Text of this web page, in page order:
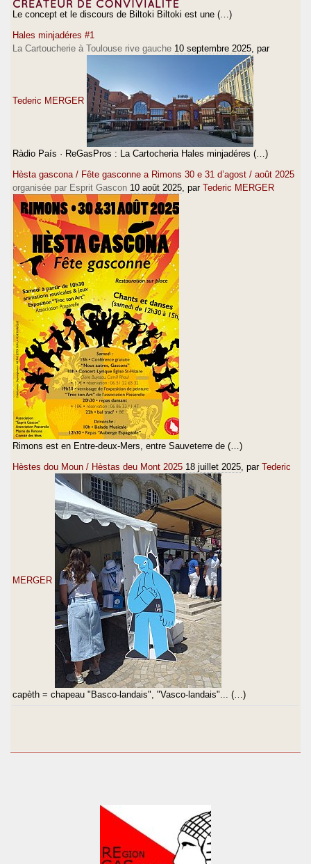
Le concept et le discours de Biltoki Biltoki est une (…)
Hales minjadéres #1
La Cartoucherie à Toulouse rive gauche 10 septembre 2025 , par
Tederic MERGER
Ràdio País · ReGasPros : La Cartocheria Hales minjadéres (…)
Hèsta gascona / Fête gasconne a Rimons 30 e 31 d’agost / août 2025
organisée par Esprit Gascon 10 août 2025 , par Tederic MERGER
Rimons est en Entre-deux-Mers, entre Sauveterre de (…)
Hèstes dou Moun / Hèstas deu Mont 2025 18 juillet 2025 , par Tederic
MERGER
capèth = chapeau "Basco-landais", "Vasco-landais"... (…)